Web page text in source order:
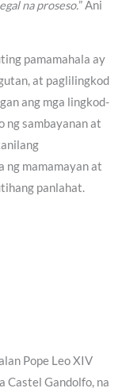
na proseso.” Ani
pamamahala ay
at paglilingkod
ang mga lingkod-
ng sambayanan at
ng mamamayan at
panlahat.
Pope Leo XIV
Castel Gandolfo, na